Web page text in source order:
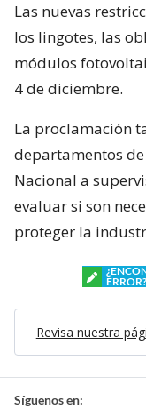
Las nuevas
los lingotes, las
módulos
4 de diciembre.
La proclamación
departamentos
Nacional a
evaluar si son
proteger la
ERROR?
Revisa nuestra
Síguenos en: